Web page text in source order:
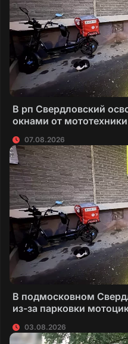
В рп Свердловский
окнами от мототехники
07.08.2026
В подмосковном
из-за парковки
03.08.2026